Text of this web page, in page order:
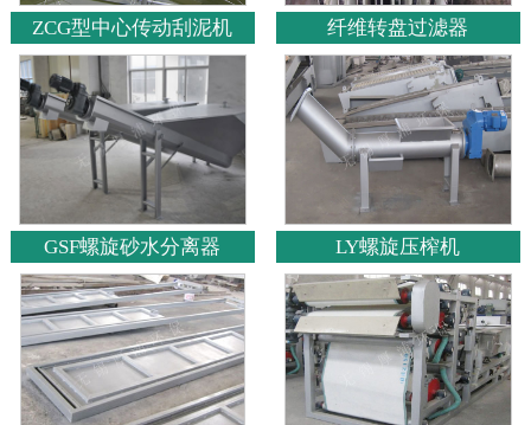
ZCG型中心传动刮泥机 纤维转盘过滤器
GSF螺旋砂水分离器 LY螺旋压榨机